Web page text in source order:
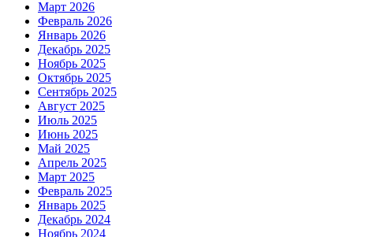
Март 2026
Февраль 2026
Январь 2026
Декабрь 2025
Ноябрь 2025
Октябрь 2025
Сентябрь 2025
Август 2025
Июль 2025
Июнь 2025
Май 2025
Апрель 2025
Март 2025
Февраль 2025
Январь 2025
Декабрь 2024
Ноябрь 2024